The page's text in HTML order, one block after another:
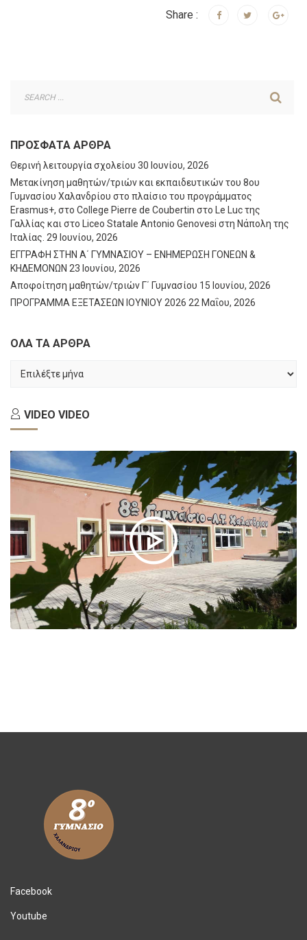
Share :
ΠΡΌΣΦΑΤΑ ΆΡΘΡΑ
Θερινή λειτουργία σχολείου 30 Ιουνίου, 2026
Μετακίνηση μαθητών/τριών και εκπαιδευτικών του 8ου
Γυμνασίου Χαλανδρίου στο πλαίσιο του προγράμματος
Erasmus+, στο College Pierre de Coubertin στο Le Luc της
Γαλλίας και στο Liceo Statale Antonio Genovesi στη Νάπολη της
Ιταλίας. 29 Ιουνίου, 2026
ΕΓΓΡΑΦΗ ΣΤΗΝ Α΄ ΓΥΜΝΑΣΙΟΥ – ΕΝΗΜΕΡΩΣΗ ΓΟΝΕΩΝ &
ΚΗΔΕΜΟΝΩΝ 23 Ιουνίου, 2026
Αποφοίτηση μαθητών/τριών Γ΄ Γυμνασίου 15 Ιουνίου, 2026
ΠΡΟΓΡΑΜΜΑ ΕΞΕΤΑΣΕΩΝ ΙΟΥΝΙΟΥ 2026 22 Μαΐου, 2026
ΟΛΑ ΤΑ ΑΡΘΡΑ
ΤΑ
VIDEO VIDEO
Facebook
Youtube